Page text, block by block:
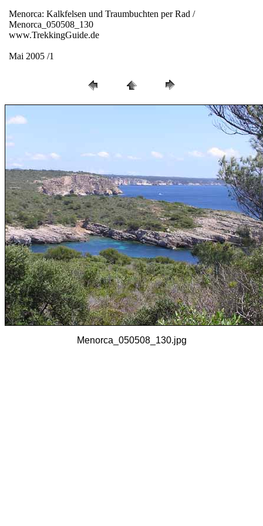
Menorca: Kalkfelsen und Traumbuchten per Rad /
Menorca_050508_130
www.TrekkingGuide.de
Mai 2005 /1
Menorca_050508_130.jpg